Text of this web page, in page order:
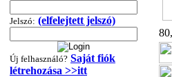
---------
Jelszó: (elfelejtett jelszó)
Új felhasználó? Saját fiók
létrehozása >>itt